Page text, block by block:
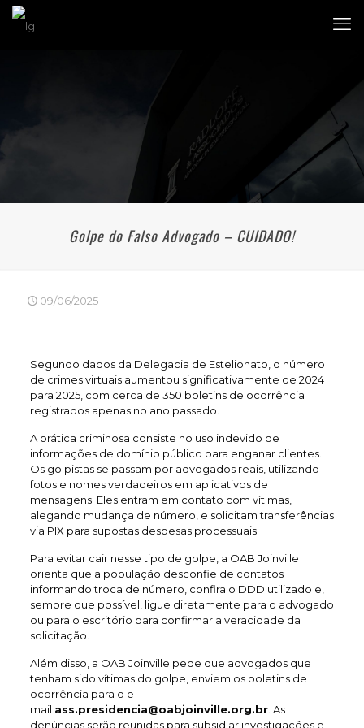
Golpe do Falso Advogado – CUIDADO!
09/06/2025
Segundo dados da Delegacia de Estelionato, o número
de crimes virtuais aumentou significativamente de 2024
para 2025, com cerca de 350 boletins de ocorrência
registrados apenas no ano passado.
A prática criminosa consiste no uso indevido de
informações de domínio público para enganar clientes.
Os golpistas se passam por advogados reais, utilizando
fotos e nomes verdadeiros em aplicativos de
mensagens. Eles entram em contato com vítimas,
alegando mudança de número, e solicitam transferências
via PIX para supostas despesas processuais.
Para evitar cair nesse tipo de golpe, a OAB Joinville
orienta que a população desconfie de contatos
informando troca de número, confira o DDD utilizado e,
sempre que possível, ligue diretamente para o advogado
ou para o escritório para confirmar a veracidade da
solicitação.
Além disso, a OAB Joinville pede que advogados que
tenham sido vítimas do golpe, enviem os boletins de
ocorrência para o e-
mail ass.presidencia@oabjoinville.org.br. As
denúncias serão reunidas para subsidiar investigações e